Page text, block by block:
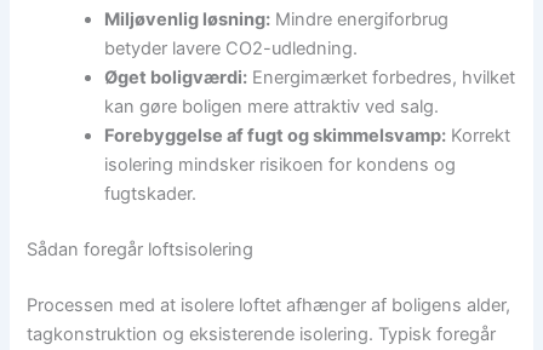
Miljøvenlig løsning: Mindre energiforbrug
betyder lavere CO2-udledning.
Øget boligværdi: Energimærket forbedres, hvilket
kan gøre boligen mere attraktiv ved salg.
Forebyggelse af fugt og skimmelsvamp: Korrekt
isolering mindsker risikoen for kondens og
fugtskader.
Sådan foregår loftsisolering
Processen med at isolere loftet afhænger af boligens alder,
tagkonstruktion og eksisterende isolering. Typisk foregår